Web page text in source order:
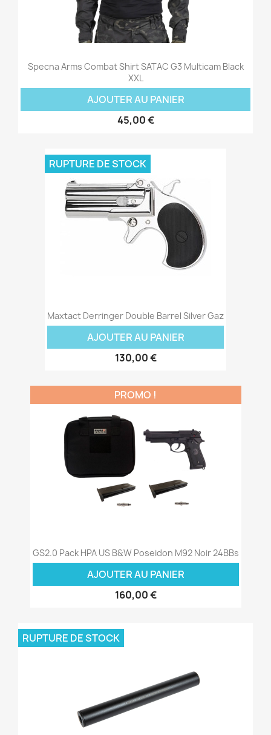
Specna Arms Combat Shirt SATAC G3 Multicam Black
XXL
AJOUTER AU PANIER
45,00 €
Maxtact Derringer Double Barrel Silver Gaz
AJOUTER AU PANIER
130,00 €
RUPTURE DE STOCK
GS2.0 Pack HPA US B&W Poseidon M92 Noir 24BBs
AJOUTER AU PANIER
160,00 €
PROMO !
RUPTURE DE STOCK